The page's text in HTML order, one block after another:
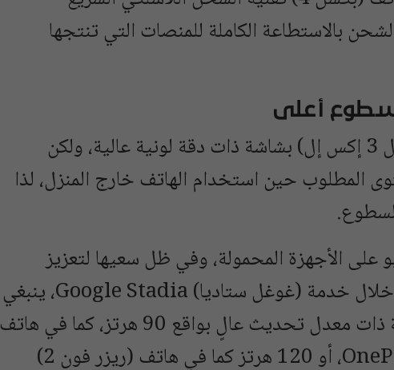
دعم الشحن بالاستطاعة الكاملة للمنصات التي تنتجها
يمتاز هاتفا (بكسل 3) و(بكسل 3 إكس إل) بشاشة ذات دقة لونية عالية، ولكن
المطلوب حين استخدام الهاتف خارج المنزل، لذا
على الأجهزة المحمولة، وفي ظل سعيها لتعزيز
حضورها في هذا المجال من خلال خدمة (غوغل ستاديا) Google Stadia، ينبغي
لغوغل تقديم هاتف مع شاشة ذات معدل تحديث عالٍ بواقع 90 هرتز، كما في هاتف
(ون بلس 7 برو) OnePlus 7 Pro، أو 120 هرتز كما في هاتف (ريزر فون 2)